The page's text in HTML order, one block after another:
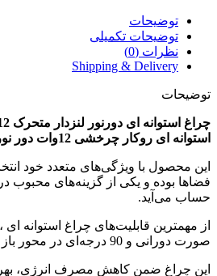
توضیحات
توضیحات تکمیلی
نظرات (0)
Shipping & Delivery
توضیحات
چراغ استوانه ای دورنور لنزدار متحرک 12 وات
استوانه ای روکار چرخشی 12وات دور نور
این محصول با ویژگی‌های متعدد خود
فضاها بوده و یکی از گزینه‌های محبوب
حساب می‌آید.
صورت دورانی و 90 درجه‌ای در محور باز و بسته شدن است.
این چراغ ضمن کاهش مصرف انرژی،